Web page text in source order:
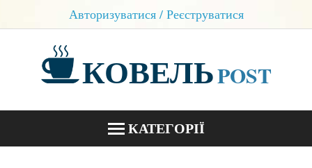
Авторизуватися / Реєструватися
КОВЕЛЬPOST
КАТЕГОРІЇ